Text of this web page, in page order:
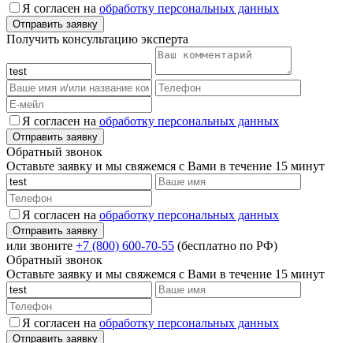
Я согласен на обработку персональных данных
Получить консультацию эксперта
Я согласен на обработку персональных данных
Обратный звонок
Оставьте заявку и мы свяжемся с Вами в течение 15 минут
Я согласен на обработку персональных данных
или звоните +7 (800) 600-70-55 (бесплатно по РФ)
Обратный звонок
Оставьте заявку и мы свяжемся с Вами в течение 15 минут
Я согласен на обработку персональных данных